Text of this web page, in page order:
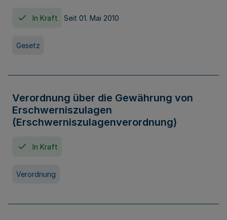
In Kraft Seit 01. Mai 2010
Gesetz
Verordnung über die Gewährung von
Erschwerniszulagen
(Erschwerniszulagenverordnung)
In Kraft
Verordnung